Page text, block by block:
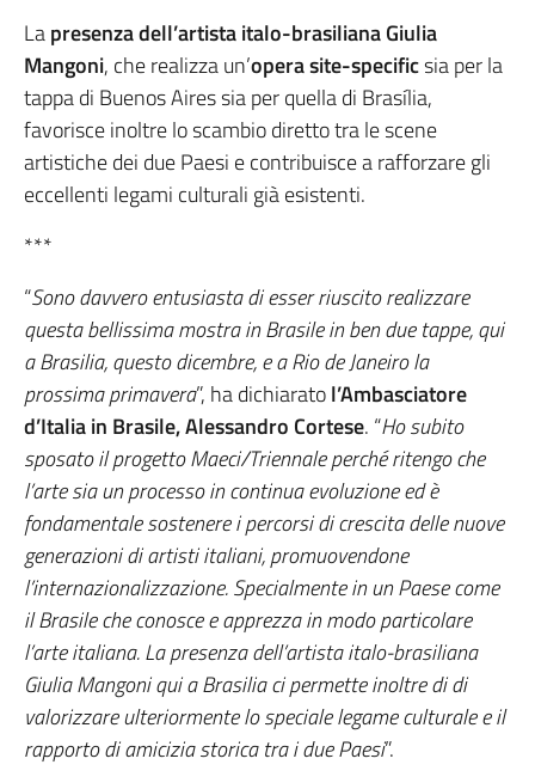
Lapresenza dell’artista italo-brasiliana Giulia
Mangoni, che realizza un’opera site-specificsia per la
tappa di Buenos Aires sia per quella di Brasília,
favorisce inoltre lo scambio diretto tra le scene
artistiche dei due Paesi e contribuisce a rafforzare gli
eccellenti legami culturali già esistenti.
***
“Sono davvero entusiasta di esser riuscito realizzare
questa bellissima mostra in Brasile in ben due tappe, qui
a Brasilia, questo dicembre, e a Rio de Janeiro la
prossima primavera”, ha dichiaratol’Ambasciatore
d’Italia in Brasile, Alessandro Cortese. “Ho subito
sposato il progetto Maeci/Triennale perché ritengo che
l’arte sia un processo in continua evoluzione ed è
fondamentale sostenere i percorsi di crescita delle nuove
generazioni di artisti italiani, promuovendone
l’internazionalizzazione. Specialmente in un Paese come
il Brasile che conosce e apprezza in modo particolare
l’arte italiana. La presenza dell’artista italo-brasiliana
Giulia Mangoni qui a Brasilia ci permette inoltre di di
valorizzare ulteriormente lo speciale legame culturale e il
rapporto di amicizia storica tra i due Paesi”.